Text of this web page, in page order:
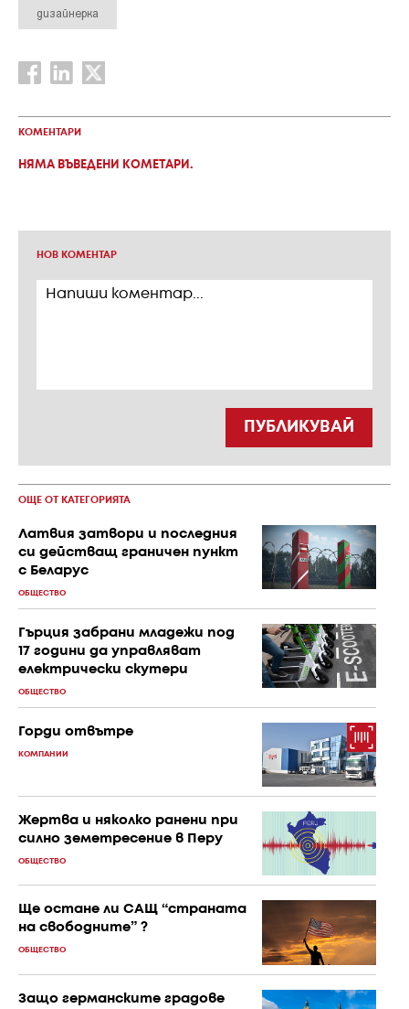
дизайнерка
КОМЕНТАРИ
НЯМА ВЪВЕДЕНИ КОМЕТАРИ.
НОВ КОМЕНТАР
ПУБЛИКУВАЙ
ОЩЕ ОТ КАТЕГОРИЯТА
Латвия затвори и последния
си действащ граничен пункт
с Беларус
ОБЩЕСТВО
Гърция забрани младежи под
17 години да управляват
електрически скутери
ОБЩЕСТВО
Горди отвътре
КОМПАНИИ
Жертва и няколко ранени при
силно земетресение в Перу
ОБЩЕСТВО
Ще остане ли САЩ “страната
на свободните” ?
ОБЩЕСТВО
Защо германските градове